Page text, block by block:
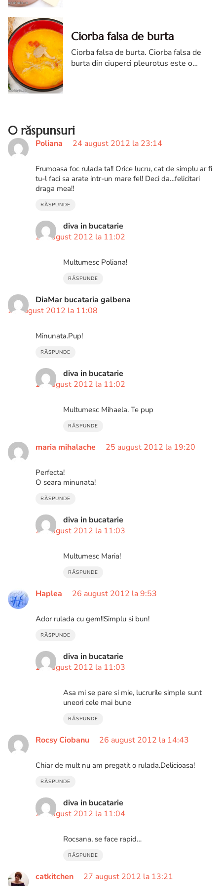
Ciorba falsa de burta
Ciorba falsa de burta. Ciorba falsa de
burta din ciuperci pleurotus este o
smantana si usturoi precum ciorba de
burta.
0 răspunsuri
Poliana 24 august 2012 la 23:14
Frumoasa foc rulada ta!! Orice lucru, cat de simplu ar fi
tu-l faci sa arate intr-un mare fel! Deci da…felicitari
draga mea!!
RĂSPUNDE
diva in bucatarie
27 august 2012 la 11:02
Multumesc Poliana!
RĂSPUNDE
DiaMar bucataria galbena
25 august 2012 la 11:08
Minunata.Pup!
RĂSPUNDE
diva in bucatarie
27 august 2012 la 11:02
Multumesc Mihaela. Te pup
RĂSPUNDE
maria mihalache 25 august 2012 la 19:20
Perfecta!
O seara minunata!
RĂSPUNDE
diva in bucatarie
27 august 2012 la 11:03
Multumesc Maria!
RĂSPUNDE
Haplea 26 august 2012 la 9:53
Ador rulada cu gem!!Simplu si bun!
RĂSPUNDE
diva in bucatarie
27 august 2012 la 11:03
Asa mi se pare si mie, lucrurile simple sunt
uneori cele mai bune
RĂSPUNDE
Rocsy Ciobanu 26 august 2012 la 14:43
Chiar de mult nu am pregatit o rulada.Delicioasa!
RĂSPUNDE
diva in bucatarie
27 august 2012 la 11:04
Rocsana, se face rapid…
RĂSPUNDE
catkitchen 27 august 2012 la 13:21